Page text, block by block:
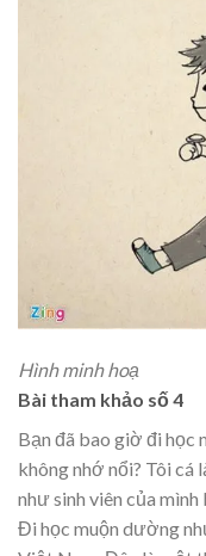
Hình minh hoạ
Bài tham khảo số 4
Bạn đã bao giờ đi học
không nhớ nổi? Tôi cá
như sinh viên của
Đi học muộn dường